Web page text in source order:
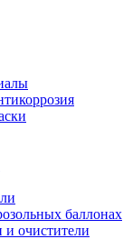
баллонах
очистители